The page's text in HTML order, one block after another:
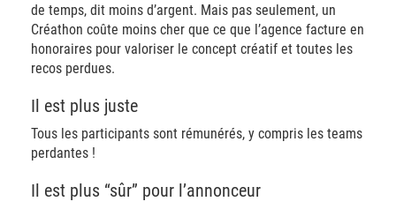
de temps, dit moins d’argent. Mais pas seulement, un
Créathon coûte moins cher que ce que l’agence facture en
honoraires pour valoriser le concept créatif et toutes les
recos perdues.
Il est plus juste
Tous les participants sont rémunérés, y compris les teams
perdantes !
Il est plus “sûr” pour l’annonceur